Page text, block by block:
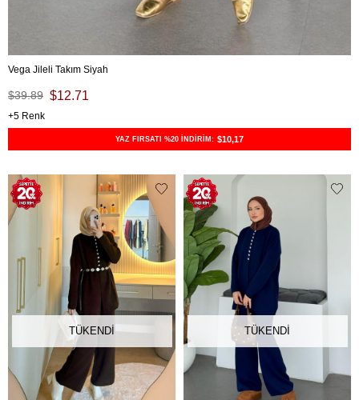
Vega Jileli Takım Siyah
$12.71
$39.89
5
YAZ FIRSATI %20 İNDİRİM: $10,17
TÜKENDI TÜKENDI